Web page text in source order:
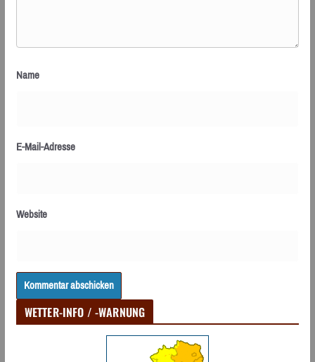
Name
E-Mail-Adresse
Website
WETTER-INFO / -WARNUNG